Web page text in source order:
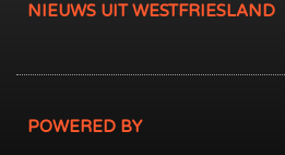
NIEUWS UIT WESTFRIESLAND
POWERED BY